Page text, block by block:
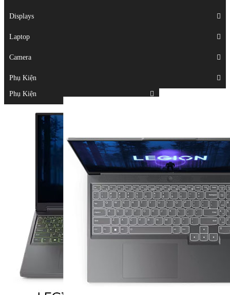
Mac Pro
Displays
Laptop
Camera
Phụ Kiện
Displays
Laptop
Camera
Phụ Kiện
Top